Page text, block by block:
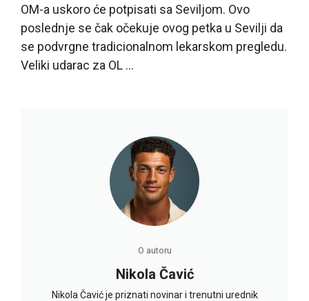
OM-a uskoro će potpisati sa Seviljom. Ovo
poslednje se čak očekuje ovog petka u Sevilji da
se podvrgne tradicionalnom lekarskom pregledu.
Veliki udarac za OL …
O autoru
Nikola Čavić
Nikola Čavić je priznati novinar i trenutni urednik